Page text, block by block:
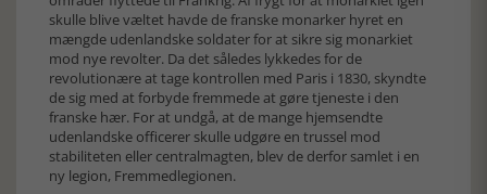
skulle blive væltet havde de franske monarker hyret en
mængde udenlandske soldater for at sikre sig monarkiet
mod nye revolter. Da det således lykkedes for de
revolutionære at tage kontrollen med Paris i 1830, skyndte
de sig med at forbyde fremmede at gøre tjeneste i den
franske hær. For at undgå, at de mange hjemsendte
udenlandske officerer skulle udgøre en trussel mod
stabiliteten eller centralmagten, blev de derfor samlet i en
ny legion, Fremmedlegionen.